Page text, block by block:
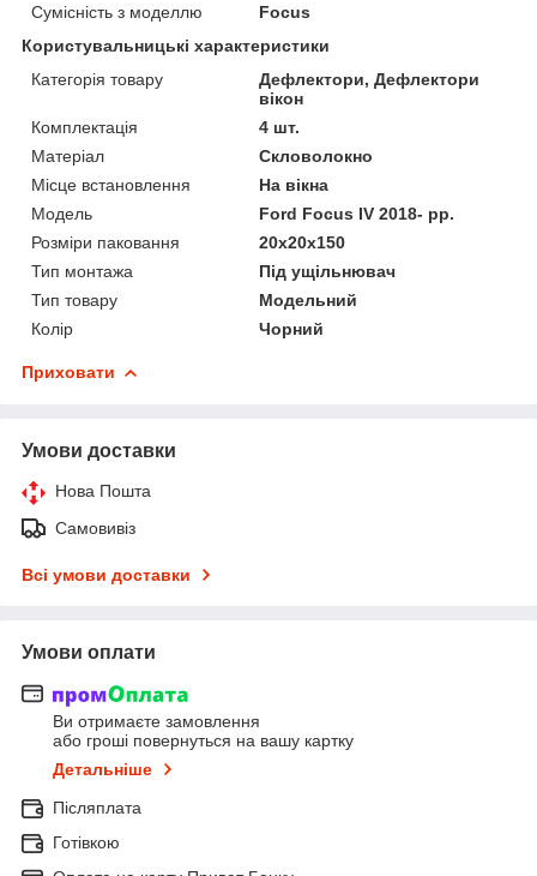
Сумісність з моделлю
Focus
Користувальницькі характеристики
Категорія товару
Дефлектори, Дефлектори
вікон
Комплектація
4 шт.
Матеріал
Скловолокно
Місце встановлення
На вікна
Мoдель
Ford Focus IV 2018- рр.
Розміри паковання
20x20x150
Тип монтажа
Під ущільнювач
Тип товару
Модельний
Колір
Чорний
Приховати
Умови доставки
Нова Пошта
Самовивіз
Всі умови доставки
Умови оплати
Ви отримаєте замовлення
або гроші повернуться на вашу картку
Детальніше
Післяплата
Готівкою